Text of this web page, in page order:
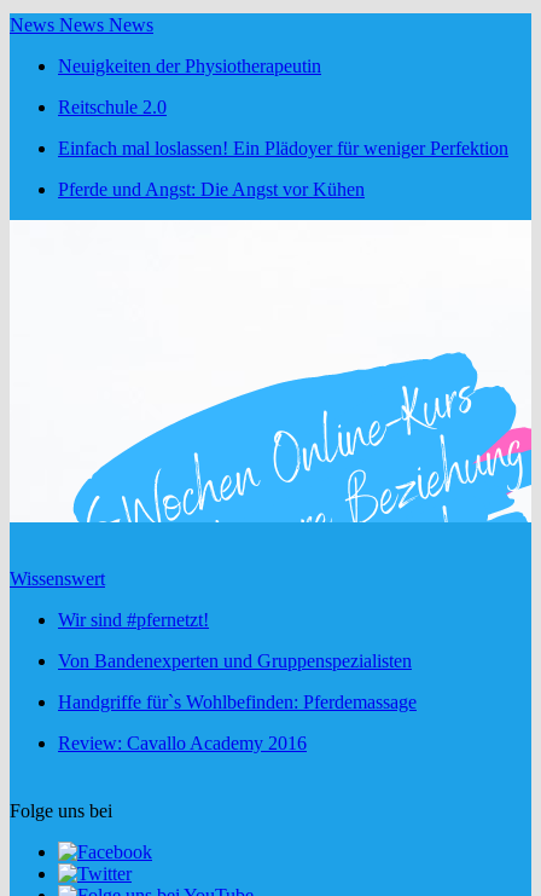
News News News
Neuigkeiten der Physiotherapeutin
Reitschule 2.0
Einfach mal loslassen! Ein Plädoyer für weniger Perfektion
Pferde und Angst: Die Angst vor Kühen
Wissenswert
Wir sind #pfernetzt!
Von Bandenexperten und Gruppenspezialisten
Handgriffe für`s Wohlbefinden: Pferdemassage
Review: Cavallo Academy 2016
Folge uns bei